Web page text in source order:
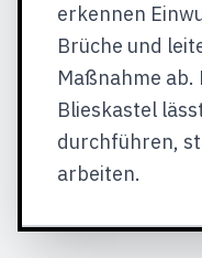
erkennen
Brüche und
Maßnahme
Blieskastel
durchführen,
arbeiten.